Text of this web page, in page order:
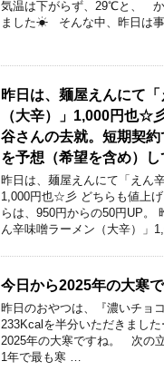
気温は下がらず、29℃と、 か
ました☀ そんな中、昨日は
昨日は、麺屋えんにて
（大辛）」1,000円也
谷さんの去就。短期契
を予想（希望を含め）
昨日は、麺屋えんにて「えん
1,000円也☆彡 どちらも値上
らは、950円からの50円UP。
ん辛味噌ラーメン（大辛）」
今日から2025年の大寒で
昨日のおやつは、『濃いチョ
233Kcalを半分いただきまし
2025年の大寒ですね。 次の
1年で最も寒 …